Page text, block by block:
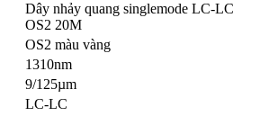
Dây nhảy quang singlemode LC-LC
OS2 20M
OS2 màu vàng
1310nm
9/125µm
LC-LC